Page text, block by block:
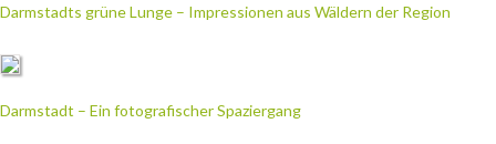
Darmstadts grüne Lunge – Impressionen aus Wäldern der Region
Darmstadt – Ein fotografischer Spaziergang